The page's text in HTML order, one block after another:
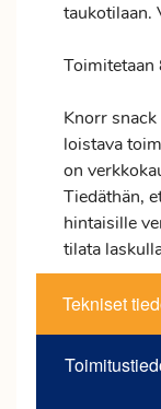
taukotilaan.
Toimitetaan
Knorr
loistava
on
Tiedäthän,
hintaisille
tilata
Tekniset